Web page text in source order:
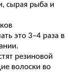
сырая рыба и
это 3–4 раза в
резиновой
волоски во